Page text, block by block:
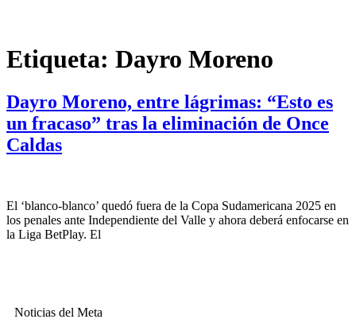
Etiqueta: Dayro Moreno
Dayro Moreno, entre lágrimas: “Esto es
un fracaso” tras la eliminación de Once
Caldas
El ‘blanco-blanco’ quedó fuera de la Copa Sudamericana 2025 en
los penales ante Independiente del Valle y ahora deberá enfocarse en
la Liga BetPlay. El
Noticias del Meta